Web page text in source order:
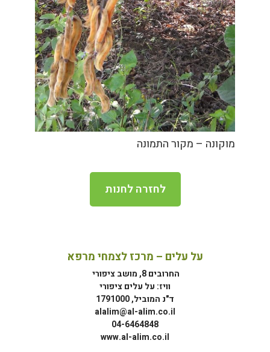
מוקונה – מקור התמונה
לחזרה לחנות
על עלים – מרכז לצמחי מרפא
החרובים 8, מושב ציפורי
וויז: על עלים ציפורי
ד"נ המוביל, 1791000
alalim@al-alim.co.il
04-6464848
www.al-alim.co.il